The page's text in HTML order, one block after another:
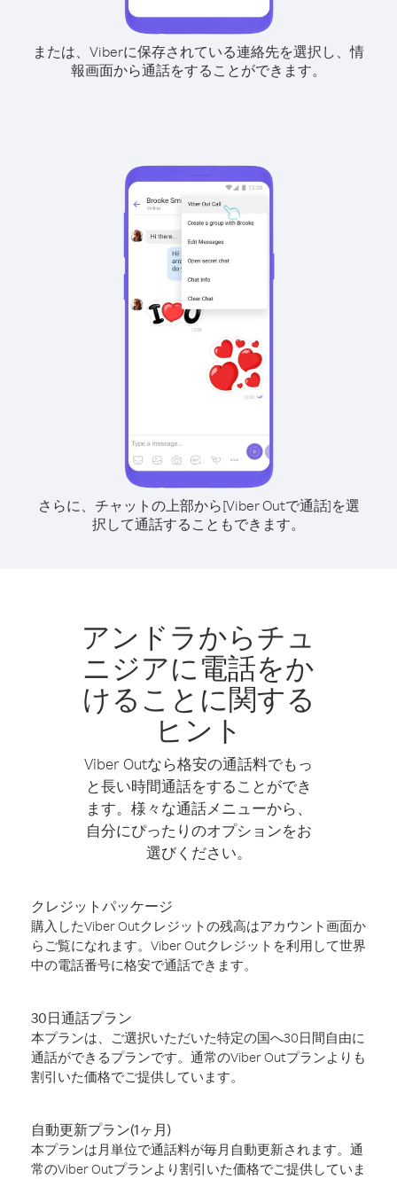
または、Viberに保存されている連絡先を選択し、情
報画面から通話をすることができます。
さらに、チャットの上部から[Viber Outで通話]を選
択して通話することもできます。
アンドラからチュ
ニジアに電話をか
けることに関する
ヒント
Viber Outなら格安の通話料でもっ
と長い時間通話をすることができ
ます。様々な通話メニューから、
自分にぴったりのオプションをお
選びください。
クレジットパッケージ
購入したViber Outクレジットの残高はアカウント画面か
らご覧になれます。Viber Outクレジットを利用して世界
中の電話番号に格安で通話できます。
30日通話プラン
本プランは、ご選択いただいた特定の国へ30日間自由に
通話ができるプランです。通常のViber Outプランよりも
割引いた価格でご提供しています。
自動更新プラン(1ヶ月)
本プランは月単位で通話料が毎月自動更新されます。通
常のViber Outプランより割引いた価格でご提供していま